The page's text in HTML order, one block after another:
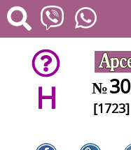
H №30
[1723]